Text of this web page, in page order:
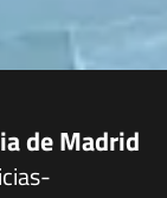
de Madrid